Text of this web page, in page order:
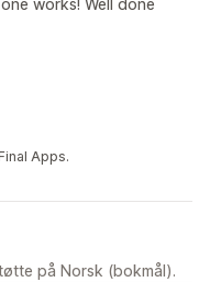
works! Well done
Apps.
på Norsk (bokmål).